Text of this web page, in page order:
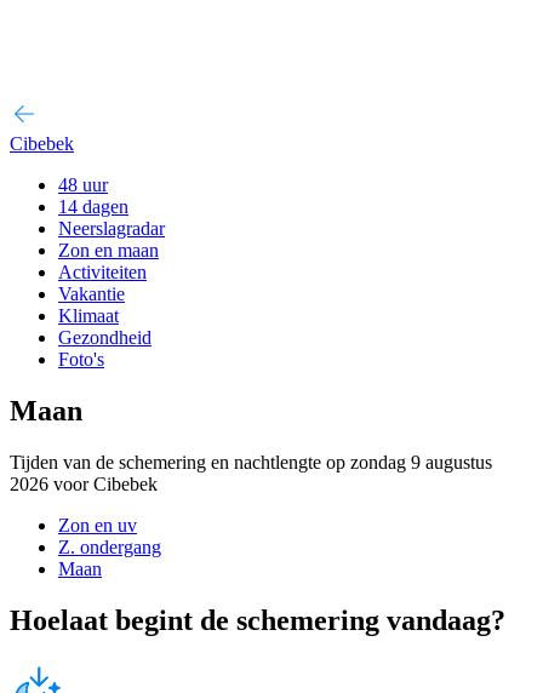
Cibebek
48 uur
14 dagen
Neerslagradar
Zon en maan
Activiteiten
Vakantie
Klimaat
Gezondheid
Foto's
Maan
Tijden van de schemering en nachtlengte op zondag 9 augustus
2026 voor Cibebek
Zon en uv
Z. ondergang
Maan
Hoelaat begint de schemering vandaag?